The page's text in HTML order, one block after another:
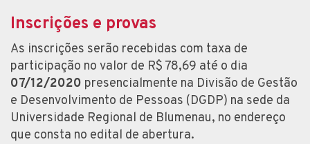
Inscrições e provas
As inscrições serão recebidas com taxa de
participação no valor de R$ 78,69 até o dia
07/12/2020 presencialmente na Divisão de Gestão
e Desenvolvimento de Pessoas (DGDP) na sede da
Universidade Regional de Blumenau, no endereço
que consta no edital de abertura.